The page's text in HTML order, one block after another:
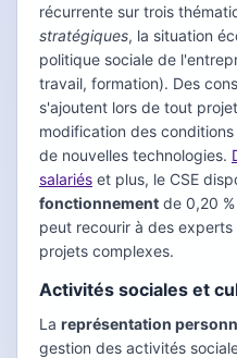
récurrente sur trois
stratégiques, la situation
politique sociale de
travail, formation). Des
s'ajoutent lors de tout
modification des
de nouvelles technologies.
salariés et plus, le CSE
fonctionnement de 0,20
peut recourir à des
projets complexes.
Activités sociales et
La représentation
gestion des activités